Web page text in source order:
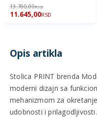
13.700,00RSD
11.645,00RSD
Opis artikla
Stolica PRINT brenda
moderni dizajn sa
mehanizmom za
udobnosti i